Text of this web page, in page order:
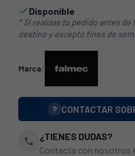
Disponible
* Si realizas tu pedido antes de
destino y excepto fines de
Marca:
? CONTACTAR
phone
¿TIENES DUDAS?
Contacta con nosotros